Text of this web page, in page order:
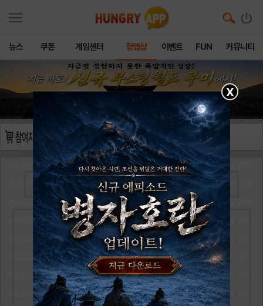
뉴스 쿠폰 게임센터 헝앱샵 이벤트 FUN 커뮤니티
와이에이치s님의문화상품권 5,000원을 구매하였습니다.
X